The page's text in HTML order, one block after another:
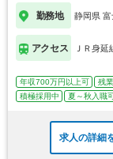
勤務地 静岡県
アクセス ＪＲ身
年収700万円以上可 残
積極採用中
夏～秋入職可
求人の詳細